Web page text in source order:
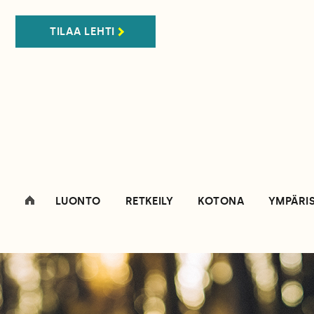
TILAA LEHTI
LUONTO RETKEILY KOTONA